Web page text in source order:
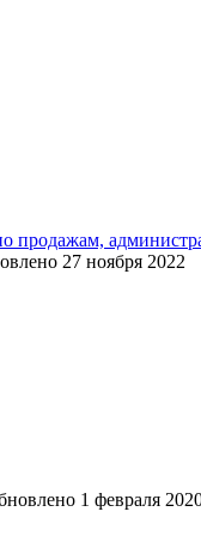
продажам,
27 ноября 2022
1 февраля